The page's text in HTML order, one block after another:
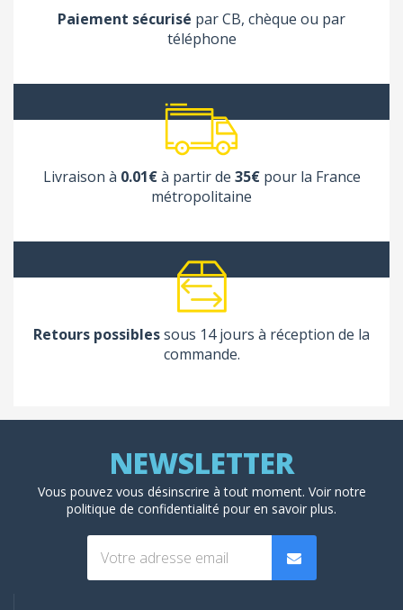
Paiement sécurisé par CB, chèque ou par
téléphone
Livraison à 0.01€à partir de 35€pour la France
métropolitaine
Retours possiblessous 14 jours à réception de la
commande.
Vous pouvez vous désinscrire à tout moment. Voir notre
politique de confidentialité pour en savoir plus.